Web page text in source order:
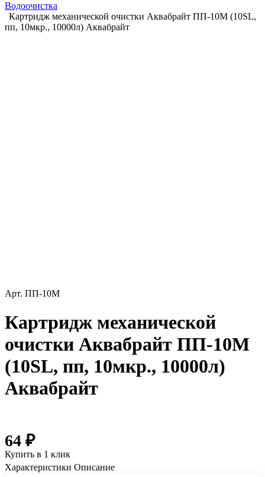
Водоочистка
Картридж механической очистки Аквабрайт ПП-10M (10SL,
пп, 10мкр., 10000л) Аквабрайт
Арт. ПП-10М
Картридж механической
очистки Аквабрайт ПП-10M
(10SL, пп, 10мкр., 10000л)
Аквабрайт
64 ₽
Купить в 1 клик
Характеристики Описание